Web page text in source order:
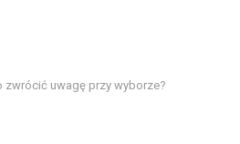
uwagę przy wyborze?